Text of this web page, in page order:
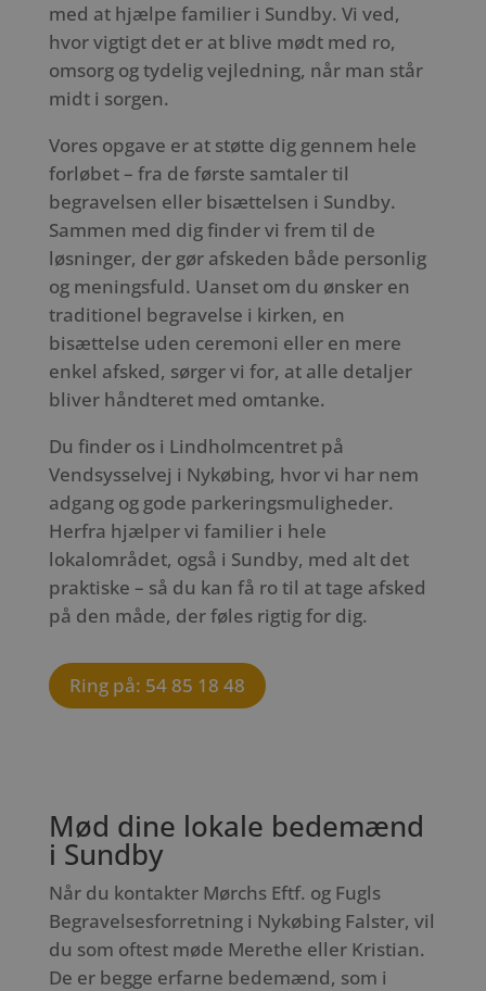
med at hjælpe familier i Sundby. Vi ved,
hvor vigtigt det er at blive mødt med ro,
omsorg og tydelig vejledning, når man står
midt i sorgen.
Vores opgave er at støtte dig gennem hele
forløbet – fra de første samtaler til
begravelsen eller bisættelsen i Sundby.
Sammen med dig finder vi frem til de
løsninger, der gør afskeden både personlig
og meningsfuld. Uanset om du ønsker en
traditionel begravelse i kirken, en
bisættelse uden ceremoni eller en mere
enkel afsked, sørger vi for, at alle detaljer
bliver håndteret med omtanke.
Du finder os i Lindholmcentret på
Vendsysselvej i Nykøbing, hvor vi har nem
adgang og gode parkeringsmuligheder.
Herfra hjælper vi familier i hele
lokalområdet, også i Sundby, med alt det
praktiske – så du kan få ro til at tage afsked
på den måde, der føles rigtig for dig.
Ring på: 54 85 18 48
Mød dine lokale bedemænd
i Sundby
Når du kontakter Mørchs Eftf. og Fugls
Begravelsesforretning i Nykøbing Falster, vil
du som oftest møde Merethe eller Kristian.
De er begge erfarne bedemænd, som i